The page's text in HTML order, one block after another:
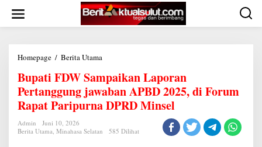
konten
Homepage / Berita Utama
Sampaikan
Laporan
Pertanggung
jawaban
APBD
Forum
Bupati FDW Sampaikan Laporan
Pertanggung jawaban APBD 2025, di Forum
Rapat Paripurna DPRD Minsel
Admin
Juni 10, 2026
Berita Utama, Minahasa Selatan 585 Dilihat